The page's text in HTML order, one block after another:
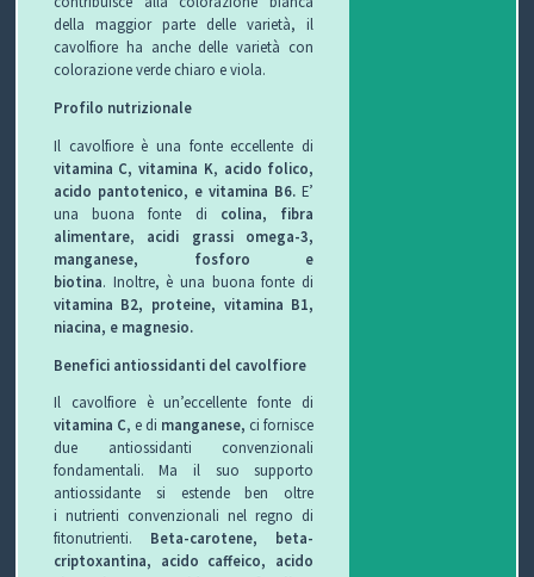
della maggior parte delle varietà, il
cavolfiore ha anche delle varietà con
colorazione verde chiaro e viola.
Profilo nutrizionale
Il cavolfiore è una fonte eccellente di
vitamina C, vitamina K, acido folico,
acido pantotenico, e vitamina B6. E’
una buona fonte di colina, fibra
alimentare, acidi grassi omega-3,
manganese, fosforo e
biotina. Inoltre, è una buona fonte di
vitamina B2, proteine, vitamina B1,
niacina, e magnesio.
Benefici antiossidanti del cavolfiore
Il cavolfiore è un’eccellente fonte di
vitamina C, e di manganese, ci fornisce
due antiossidanti convenzionali
fondamentali. Ma il suo supporto
antiossidante si estende ben oltre
i nutrienti convenzionali nel regno di
fitonutrienti. Beta-carotene, beta-
criptoxantina, acido caffeico, acido